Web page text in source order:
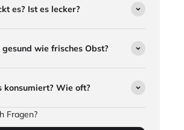
es? Ist es lecker?
gesund wie frisches Obst?
Wie oft?
Fragen?